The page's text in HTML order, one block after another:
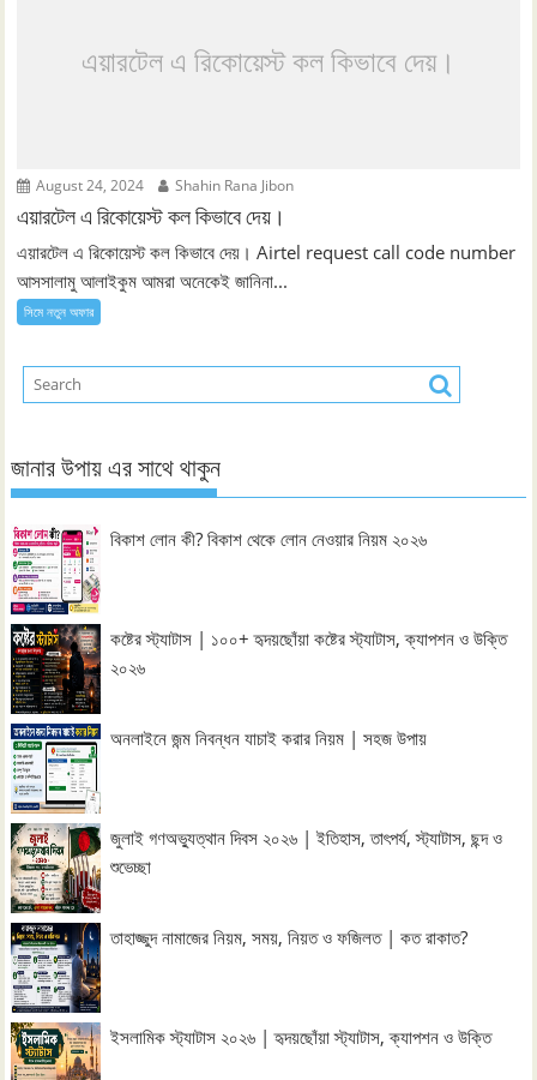
এয়ারটেল এ রিকোয়েস্ট কল কিভাবে দেয়।
August 24, 2024 Shahin Rana Jibon
এয়ারটেল এ রিকোয়েস্ট কল কিভাবে দেয়।
এয়ারটেল এ রিকোয়েস্ট কল কিভাবে দেয়। Airtel request call code number
আসসালামু আলাইকুম আমরা অনেকেই জানিনা...
সিমে নতুন ‍অফার
জানার উপায় এর সাথে থাকুন
বিকাশ লোন কী? বিকাশ থেকে লোন নেওয়ার নিয়ম ২০২৬
কষ্টের স্ট্যাটাস | ১০০+ হৃদয়ছোঁয়া কষ্টের স্ট্যাটাস, ক্যাপশন ও উক্তি
২০২৬
অনলাইনে জন্ম নিবন্ধন যাচাই করার নিয়ম | সহজ উপায়
জুলাই গণঅভ্যুত্থান দিবস ২০২৬ | ইতিহাস, তাৎপর্য, স্ট্যাটাস, ছন্দ ও
শুভেচ্ছা
তাহাজ্জুদ নামাজের নিয়ম, সময়, নিয়ত ও ফজিলত | কত রাকাত?
ইসলামিক স্ট্যাটাস ২০২৬ | হৃদয়ছোঁয়া স্ট্যাটাস, ক্যাপশন ও উক্তি